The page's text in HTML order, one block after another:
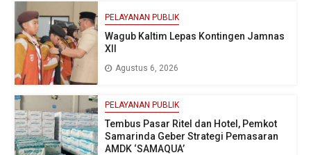
PELAYANAN PUBLIK
Wagub Kaltim Lepas Kontingen Jamnas
XII
Agustus 6, 2026
PELAYANAN PUBLIK
Tembus Pasar Ritel dan Hotel, Pemkot
Samarinda Geber Strategi Pemasaran
AMDK ‘SAMAQUA’